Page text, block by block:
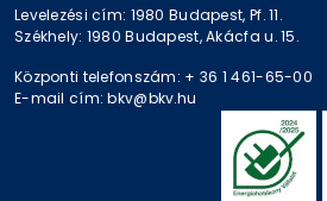
Levelezési cím: 1980 Budapest, Pf. 11.
Székhely: 1980 Budapest, Akácfa u. 15.
Központi telefonszám: + 36 1 461-65-00
E-mail cím: bkv@bkv.hu